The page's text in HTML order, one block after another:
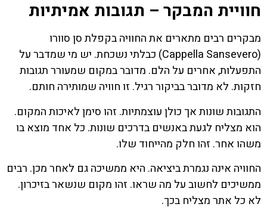
חוויית המבקר – תגובות אמיתיות
מבקרים רבים מתארים את החוויה בקפלת סן סוורו
(Cappella Sansevero) כבלתי נשכחת. יש מי שמדבר על
התפעלות, אחרים על הלם. מדובר במקום שמעורר תגובות
חזקות. לא מדובר בביקור רגיל. זו חוויה שמותירה חותם.
התגובות שונות אך כולן עוצמתיות. זהו סימן לאיכות המקום.
הוא מצליח לגעת באנשים בדרכים שונות. כל אחד מוצא בו
משהו אחר. זהו חלק מהייחוד שלו.
החוויה אינה נגמרת ביציאה. היא ממשיכה גם לאחר מכן. רבים
ממשיכים לחשוב על מה שראו. זהו מקום שנשאר בזיכרון.
לא כל אתר מצליח בכך.